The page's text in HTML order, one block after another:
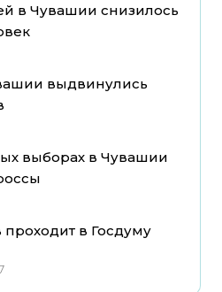
в Чувашии снизилось
выдвинулись
выборах в Чувашии
в Госдуму